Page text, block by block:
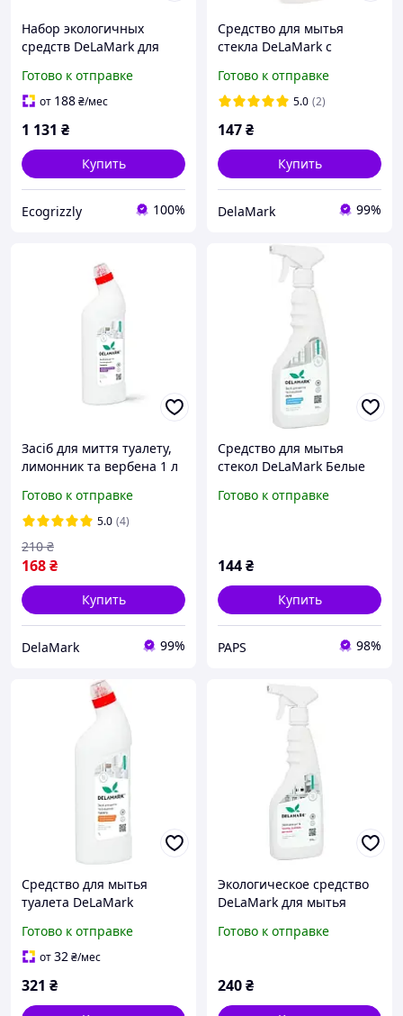
Набор экологичных
средств DeLaMark для
Готово к отправке
от 188₴/мес
1 131 ₴
Купить
Ecogrizzly 100%
Средство для мытья
стекла DeLaMark с
Готово к отправке
5.0 (2)
147₴
Купить
DelaMark 99%
Засіб для миття туалету,
лимонник та вербена 1 л
Готово к отправке
5.0 (4)
168₴
210 ₴
Купить
DelaMark 99%
Средство для мытья
стекол DeLaMark Белые
(4820152333681)
Готово к отправке
144₴
Купить
PAPS 98%
Средство для мытья
туалета DeLaMark
цветок 1 л
(4820152333759)
Готово к отправке
от32₴/мес
321 ₴
Экологическое средство
DeLaMark для мытья
кухонного оборудования
Готово к отправке
240₴